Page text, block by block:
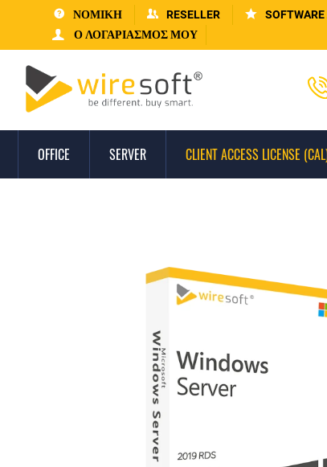
ΝΟΜΙΚΗ RESELLER
Ο ΛΟΓΑΡΙΑΣΜΌΣ ΜΟΥ
OFFICE SERVER CLIENT ACCESS LICENSE